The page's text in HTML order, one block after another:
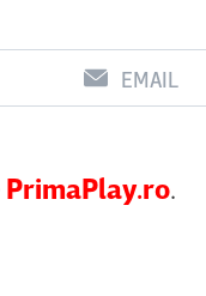
EMAIL
PrimaPlay.ro.
Rapid
0